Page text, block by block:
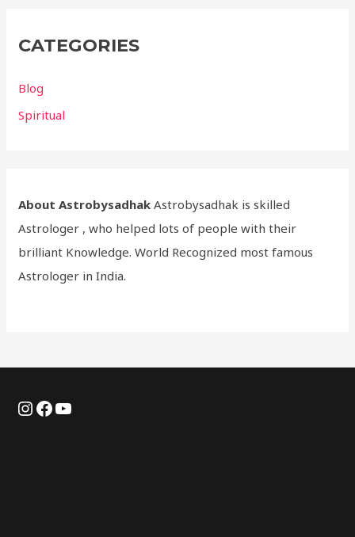
CATEGORIES
Blog
Spiritual
About Astrobysadhak Astrobysadhak is skilled
Astrologer , who helped lots of people with their
brilliant Knowledge. World Recognized most famous
Astrologer in India.